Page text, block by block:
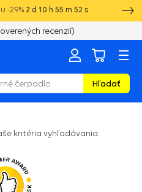
-29% 2 d 10 h 55 m 52 s
overených recenzií)
Hľadať
kritéria vyhľadávania.